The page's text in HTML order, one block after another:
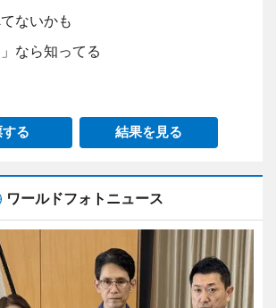
ないかも
」なら知ってる
る 結果を見る
ワールドフォトニュース